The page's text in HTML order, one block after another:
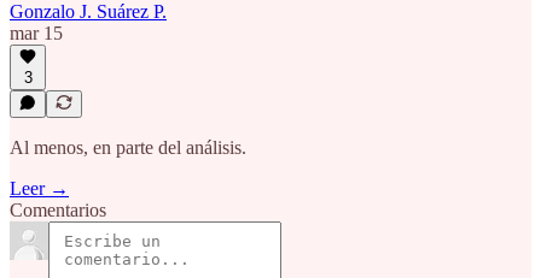
Gonzalo J. Suárez P.
mar 15
3
Al menos, en parte del análisis.
Leer →
Comentarios